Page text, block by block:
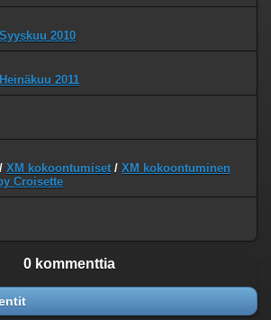
2010
2011
/ XM kokoontumiset / XM kokoontuminen
Croisette
0 kommenttia